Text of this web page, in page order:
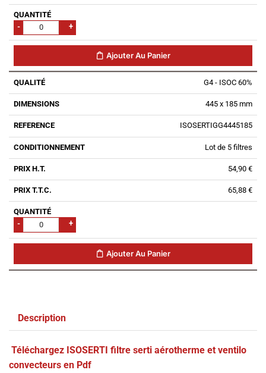
- +
Ajouter Au Panier
G4 - ISOC 60%
445 x 185 mm
ISOSERTIGG4445185
Lot de 5 filtres
54,90 €
65,88 €
- +
Ajouter Au Panier
Description
Téléchargez ISOSERTI filtre serti aérotherme et ventilo
convecteurs en Pdf